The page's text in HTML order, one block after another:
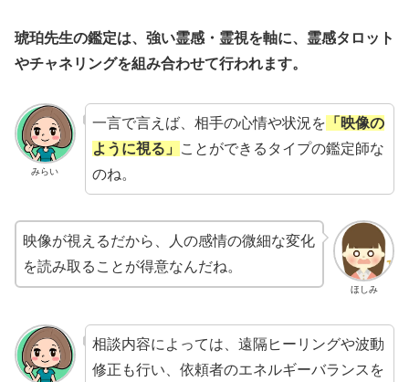
琥珀先生の鑑定は、強い霊感・霊視を軸に、霊感タロット
やチャネリングを組み合わせて行われます。
みらい
一言で言えば、相手の心情や状況を 「映像の
ように視る」
ことができるタイプの鑑定師な
のね。
ほしみ
映像が視えるだから、人の感情の微細な変化
を読み取ることが得意なんだね。
相談内容によっては、遠隔ヒーリングや波動
修正も行い、依頼者のエネルギーバランスを